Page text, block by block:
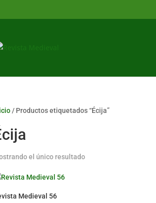
/ Productos etiquetados “Écija”
el único resultado
Medieval 56